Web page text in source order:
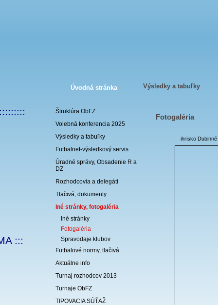
:::
Úvodná stránka Výsledky a tabuľky
Štruktúra ObFZ
Volebná konferencia 2025
Výsledky a tabuľky
Futbalnet-výsledkový servis
Úradné správy, Obsadenie R a
DZ
Rozhodcovia a delegáti
Tlačivá, dokumenty
Iné stránky, fotogaléria
Iné stránky
Fotogaléria
Spravodaje klubov
Futbalové normy, tlačivá
Aktuálne info
Turnaj rozhodcov 2013
Turnaje ObFZ
TIPOVACIA SÚŤAŽ
Fotogaléria
ihrisko Dubinné